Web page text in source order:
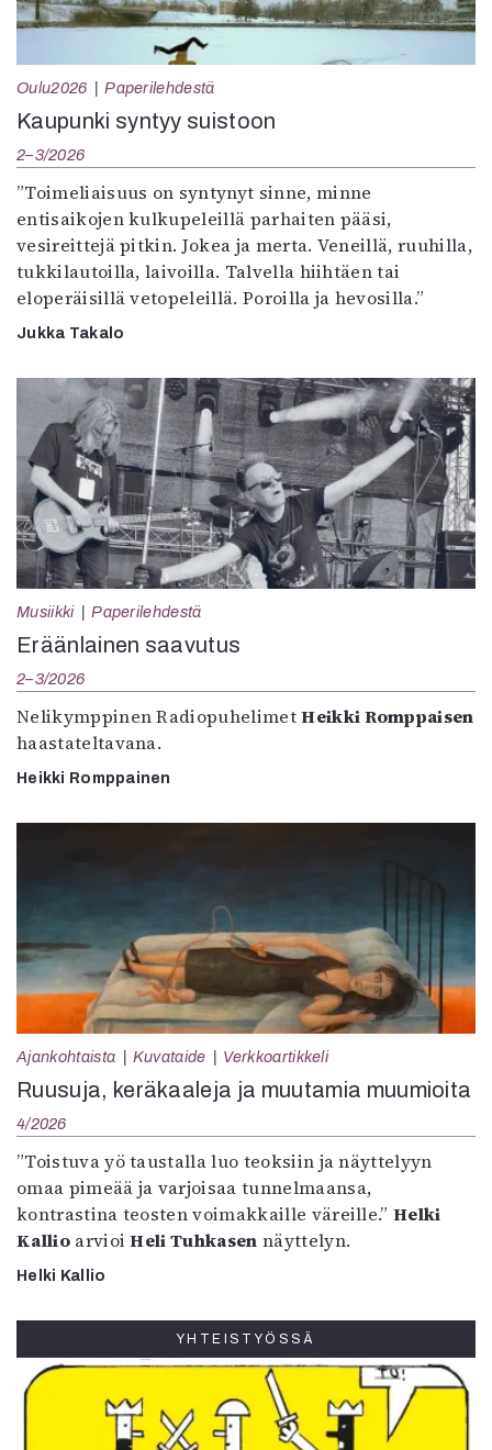
Oulu2026 Paperilehdestä
Kaupunki syntyy suistoon
2–3/2026
”Toimeliaisuus on syntynyt sinne, minne
entisaikojen kulkupeleillä parhaiten pääsi,
vesireittejä pitkin. Jokea ja merta. Veneillä, ruuhilla,
tukkilautoilla, laivoilla. Talvella hiihtäen tai
eloperäisillä vetopeleillä. Poroilla ja hevosilla.”
Jukka Takalo
Musiikki Paperilehdestä
Eräänlainen saavutus
2–3/2026
Nelikymppinen RadiopuhelimetHeikki Romppaisen
haastateltavana.
Heikki Romppainen
Ajankohtaista Kuvataide Verkkoartikkeli
Ruusuja, keräkaaleja ja muutamia muumioita
4/2026
”Toistuva yö taustalla luo teoksiin ja näyttelyyn
omaa pimeää ja varjoisaa tunnelmaansa,
kontrastina teosten voimakkaille väreille.”Helki
KallioarvioiHeli Tuhkasen näyttelyn.
Helki Kallio
YHTEISTYÖSSÄ